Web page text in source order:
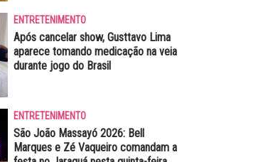
ENTRETENIMENTO
Após cancelar show, Gusttavo Lima
aparece tomando medicação na veia
durante jogo do Brasil
ENTRETENIMENTO
São João Massayó 2026: Bell
Marques e Zé Vaqueiro comandam a